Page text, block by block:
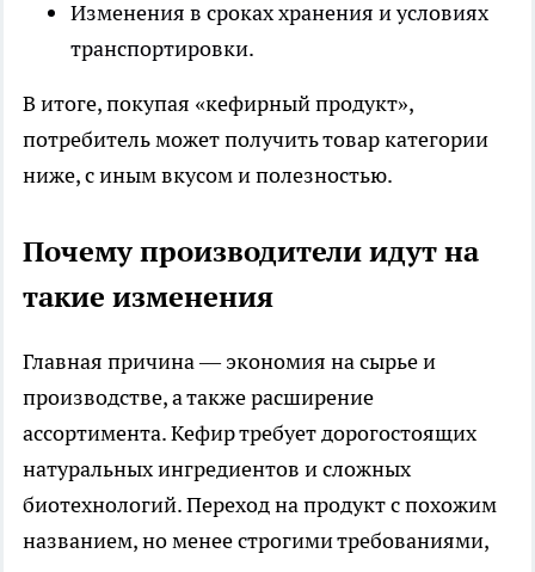
Изменения в сроках хранения и условиях
транспортировки.
В итоге, покупая «кефирный продукт»,
потребитель может получить товар категории
ниже, с иным вкусом и полезностью.
Почему производители идут на
такие изменения
Главная причина — экономия на сырье и
производстве, а также расширение
ассортимента. Кефир требует дорогостоящих
натуральных ингредиентов и сложных
биотехнологий. Переход на продукт с похожим
названием, но менее строгими требованиями,